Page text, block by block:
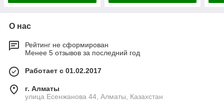
О нас
Рейтинг не сформирован
Менее 5 отзывов за последний год
Работает с 01.02.2017
г. Алматы
улица Есенжанова 44, Алматы, Казахстан